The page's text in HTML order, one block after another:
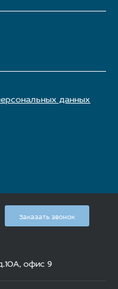
данных
Заказать звонок
офис 9